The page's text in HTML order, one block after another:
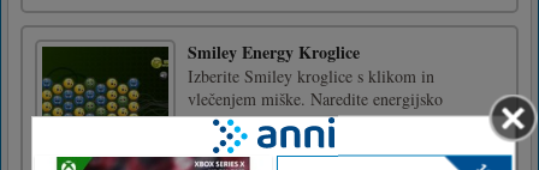
Smiley Energy Kroglice
Izberite Smiley kroglice s klikom in
vlečenjem miške. Naredite energijsko
kroglico, tako da vse območje krogle
spremenite v roza. Daljša je povezava, višji bo